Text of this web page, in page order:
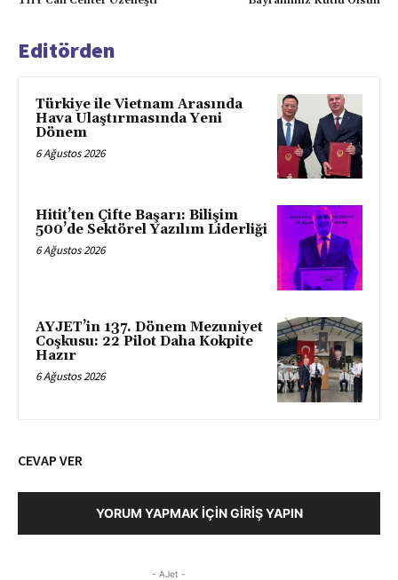
Editörden
Türkiye ile Vietnam Arasında
Hava Ulaştırmasında Yeni
Dönem
6 Ağustos 2026
Hitit’ten Çifte Başarı: Bilişim
500’de Sektörel Yazılım Liderliği
6 Ağustos 2026
AYJET’in 137. Dönem Mezuniyet
Coşkusu: 22 Pilot Daha Kokpite
Hazır
6 Ağustos 2026
CEVAP VER
YORUM YAPMAK İÇIN GIRIŞ YAPIN
- AJet -